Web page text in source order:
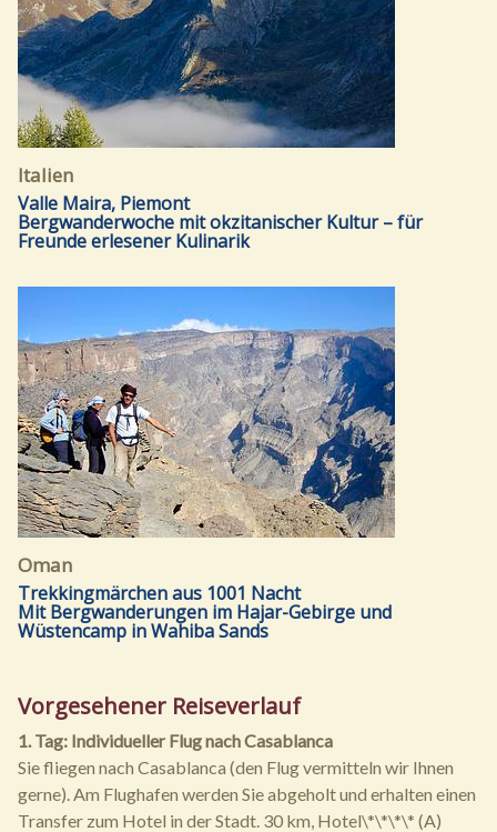
Italien
Valle Maira, Piemont
Bergwanderwoche mit okzitanischer Kultur – für
Freunde erlesener Kulinarik
Oman
Trekkingmärchen aus 1001 Nacht
Mit Bergwanderungen im Hajar-Gebirge und
Wüstencamp in Wahiba Sands
Vorgesehener Reiseverlauf
1. Tag: Individueller Flug nach Casablanca
Sie fliegen nach Casablanca (den Flug vermitteln wir Ihnen
gerne). Am Flughafen werden Sie abgeholt und erhalten einen
Transfer zum Hotel in der Stadt. 30 km, Hotel\*\*\*\* (A)